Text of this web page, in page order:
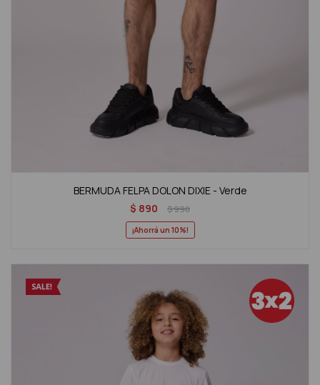
BERMUDA FELPA DOLON DIXIE - Verde
$ 890 $990
10